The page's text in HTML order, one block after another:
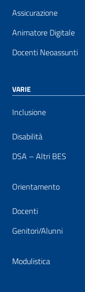
Assicurazione
Animatore Digitale
Docenti Neoassunti
VARIE
Inclusione
Disabilità
DSA – Altri BES
Orientamento
Docenti
Genitori/Alunni
Modulistica